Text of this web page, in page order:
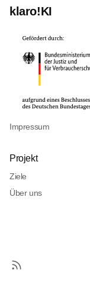
klaro!KI
Impressum
Projekt
Ziele
Über uns